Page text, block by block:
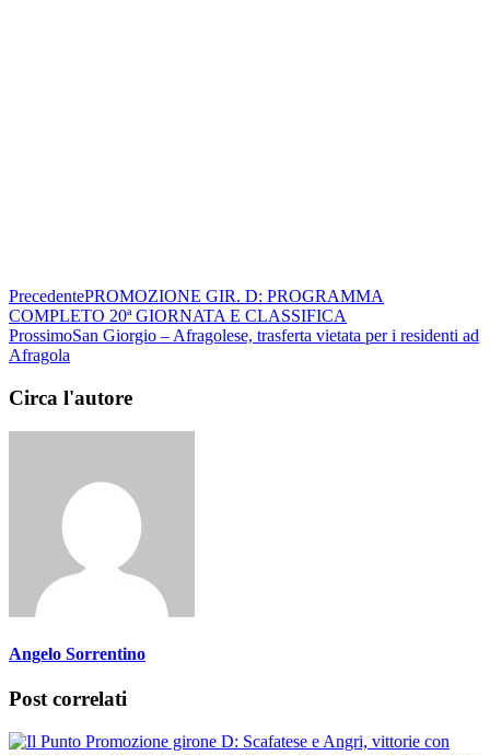
PrecedentePROMOZIONE GIR. D: PROGRAMMA
COMPLETO 20ª GIORNATA E CLASSIFICA
ProssimoSan Giorgio – Afragolese, trasferta vietata per i residenti ad
Afragola
Circa l'autore
Angelo Sorrentino
Post correlati